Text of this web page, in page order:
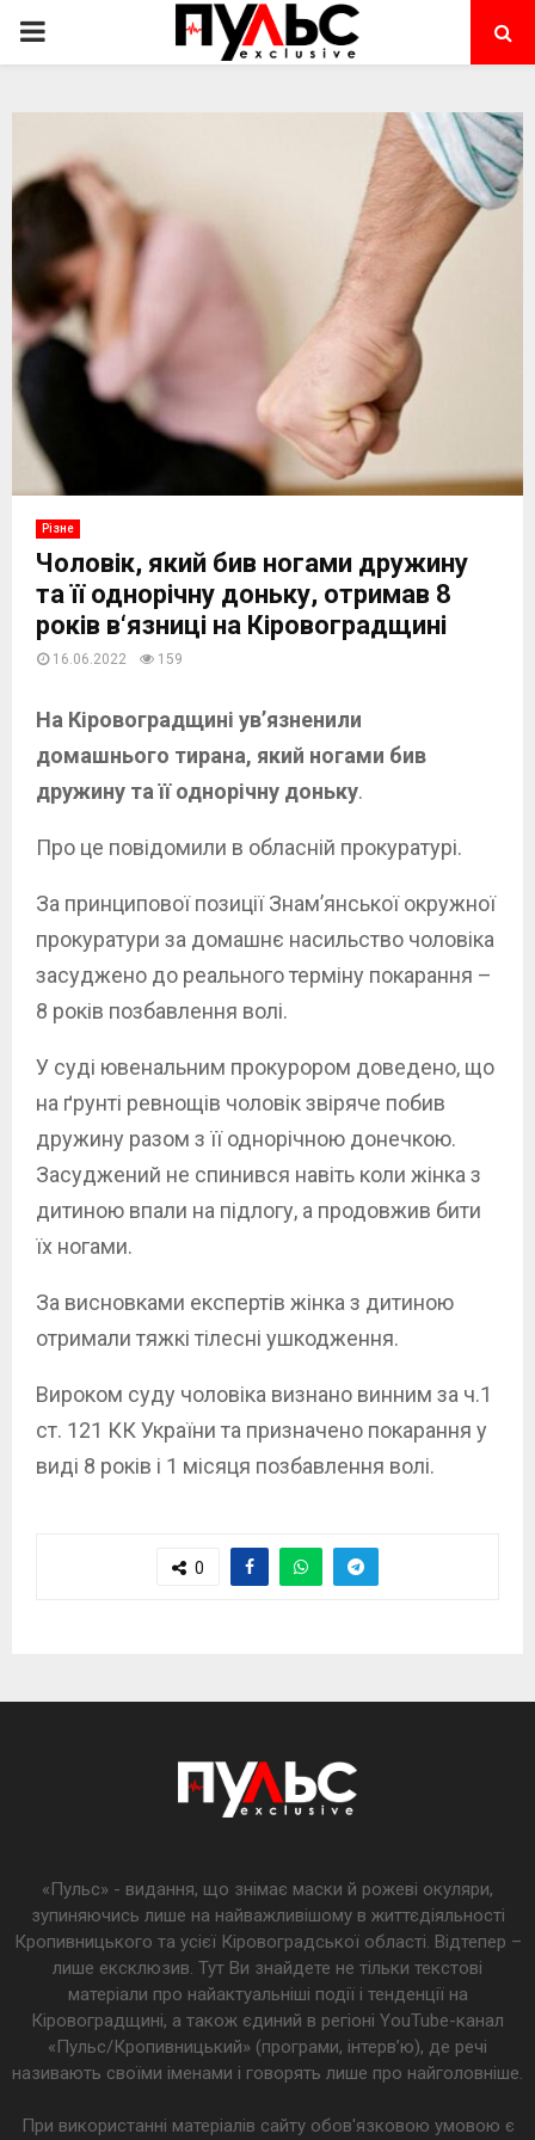
PRIMARY
Різне
Чоловік, який бив ногами дружину
та її однорічну доньку, отримав 8
років в‘язниці на Кіровоградщині
16.06.2022 159
На Кіровоградщині ув’язненили
домашнього тирана, який ногами бив
дружину та її однорічну доньку.
Про це повідомили в обласній прокуратурі.
За принципової позиції Знам’янської окружної
прокуратури за домашнє насильство чоловіка
засуджено до реального терміну покарання –
8 років позбавлення волі.
У суді ювенальним прокурором доведено, що
на ґрунті ревнощів чоловік звіряче побив
дружину разом з її однорічною донечкою.
Засуджений не спинився навіть коли жінка з
дитиною впали на підлогу, а продовжив бити
їх ногами.
За висновками експертів жінка з дитиною
отримали тяжкі тілесні ушкодження.
Вироком суду чоловіка визнано винним за ч.1
ст. 121 КК України та призначено покарання у
виді 8 років і 1 місяця позбавлення волі.
0
«Пульс» - видання, що знімає маски й рожеві окуляри,
зупиняючись лише на найважливішому в життєдіяльності
Кропивницького та усієї Кіровоградської області. Відтепер –
лише ексклюзив. Тут Ви знайдете не тільки текстові
матеріали про найактуальніші події і тенденції на
Кіровоградщині, а також єдиний в регіоні YouTube-канал
«Пульс/Кропивницький» (програми, інтерв’ю), де речі
називають своїми іменами і говорять лише про найголовніше.
При використанні матеріалів сайту обов'язковою умовою є